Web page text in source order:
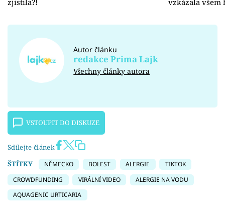
Autor článku
redakce Prima Lajk
Všechny články autora
VSTOUPIT DO DISKUZE
Sdílejte článek
ŠTÍTKY
NĚMECKO BOLEST ALERGIE
TIKTOK
CROWDFUNDING
VIRÁLNÍ VIDEO
ALERGIE NA VODU
AQUAGENIC URTICARIA